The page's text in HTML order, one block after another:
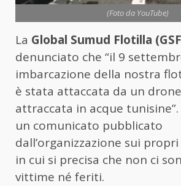
(Foto da YouTube)
La Global Sumud Flotilla
denunciato che “il 9
imbarcazione della nostra
è stata attaccata da un
attraccata in acque
un comunicato pubblicato
dall’organizzazione sui
in cui si precisa che non ci
vittime né feriti.